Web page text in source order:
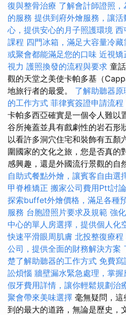
復與整骨治療 了解會計師證照
的服務 提供到府外燴服務，讓活
心，提供安心的月子照護環境 西
課程 四門冰箱，滿足大容量冷藏
或聚會都能滿足您的口味 近視矯
視力 護照換發的流程與要求 童
觀的天堂之美使卡帕多基（
地旅行者的最愛。 了解助聽器
的工作方式 菲律賓簽證申請流程
卡帕多西亞確實是一個令人難以
谷所掩蓋並具有戲劇性的岩石形
以看許多洞穴住宅和裝飾有五顏
圍國家的文化之旅，您是否真的
感興趣，還是外國流行景觀的自
自助式餐點外燴，讓賓客自由選
甲脊椎矯正 搬家公司費用Ptt討
探索buffet外燴價格，滿足各種
服務 台胞證照片要求及規範 強
中心的單人房選擇，提供個人化
快速平滑眼周肌膚 北投整復療程
公司，提供全面的財務解決方案
楚了解助聽器的工作方式 免費寫
訟煩惱 牆壁漏水緊急處理，掌
假牙費用詳情，讓你輕鬆規劃治
聚會帶來美味選擇 毫無疑問，
到的最大的道路，無論是歷史，